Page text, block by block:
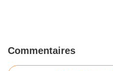
Commentaires